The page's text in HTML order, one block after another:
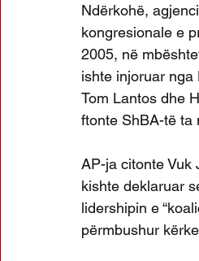
Ndërkohë,
kongresionale e
2005, në
ishte injoruar
Tom Lantos dhe
ftonte ShBA-të ta
AP-ja citonte Vuk
kishte deklaruar
lidershipin e
përmbushur